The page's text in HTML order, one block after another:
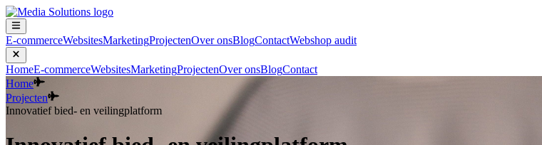
E-commerceWebsitesMarketingProjectenOver onsBlogContactWebshop audit
HomeE-commerceWebsitesMarketingProjectenOver onsBlogContact
Home
Projecten
Innovatief bied- en veilingplatform